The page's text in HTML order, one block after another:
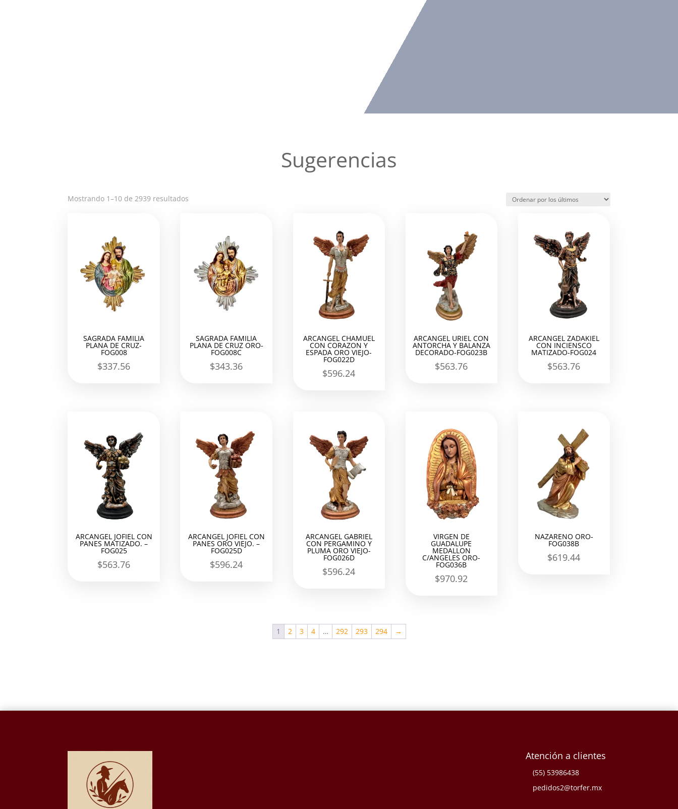
Sugerencias
Mostrando 1–10 de 2939 resultados
SAGRADA FAMILIA
PLANA DE CRUZ-
FOG008
$337.56
SAGRADA FAMILIA
PLANA DE CRUZ ORO-
FOG008C
$343.36
ARCANGEL CHAMUEL
CON CORAZON Y
ESPADA ORO VIEJO-
FOG022D
$596.24
ARCANGEL URIEL CON
ANTORCHA Y BALANZA
DECORADO-FOG023B
$563.76
ARCANGEL ZADAKIEL
CON INCIENSCO
MATIZADO-FOG024
$563.76
ARCANGEL JOFIEL CON
PANES MATIZADO. –
FOG025
$563.76
ARCANGEL JOFIEL CON
PANES ORO VIEJO. –
FOG025D
$596.24
ARCANGEL GABRIEL
CON PERGAMINO Y
PLUMA ORO VIEJO-
FOG026D
$596.24
VIRGEN DE
GUADALUPE
MEDALLON
C/ANGELES ORO-
FOG036B
$970.92
NAZARENO ORO-
FOG038B
$619.44
1 2 3 4 … 292 293 294 →
Atención a clientes
(55) 53986438
pedidos2@torfer.mx